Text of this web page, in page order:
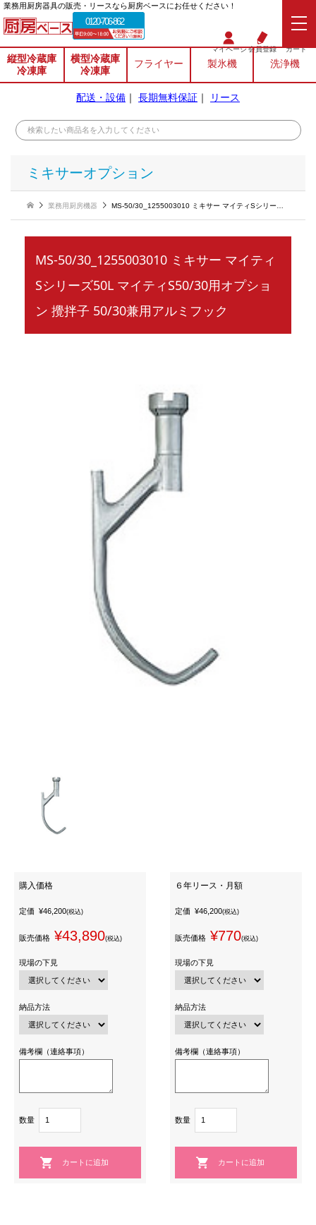
業務⽤厨房器具の販売・リースなら厨房ベースにお任せください！
0120-706-862
マイページ会員登録 カート
縦型冷蔵庫
冷凍庫
横型冷蔵庫
冷凍庫
フライヤー 製氷機 洗浄機
配送・設備 ｜ 長期無料保証 ｜ リース
ミキサーオプション
業務用厨房機器 MS-50/30_1255003010 ミキサー マイティSシリーズ50L マイティS50/30用オプション 攪拌子 50/30兼用アルミフック
MS-50/30_1255003010 ミキサー マイティ
Sシリーズ50L マイティS50/30用オプショ
ン 攪拌子 50/30兼用アルミフック
購入価格
定価 ¥46,200(税込)
販売価格 ¥43,890(税込)
現場の下見
納品方法
備考欄（連絡事項）
数量
６年リース・月額
定価 ¥46,200(税込)
販売価格 ¥770(税込)
現場の下見
納品方法
備考欄（連絡事項）
数量